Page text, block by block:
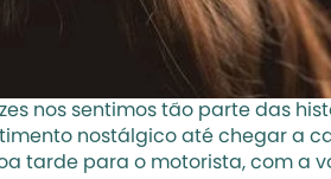
nos sentimos tão parte das
nostálgico até chegar a
tarde para o motorista, com a